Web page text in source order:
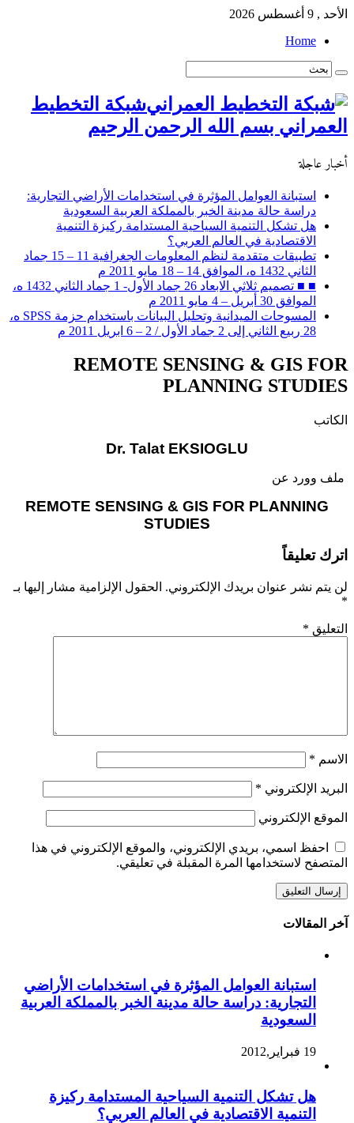
الأحد , 9 أغسطس 2026
Home
شبكة التخطيط
العمراني بسم الله الرحمن الرحيم
أخبار عاجلة
استبانة العوامل المؤثرة في استخدامات الأراضي التجارية:
دراسة حالة مدينة الخبر بالمملكة العربية السعودية
هل تشكل التنمية السياحية المستدامة ركيزة التنمية
الاقتصادية في العالم العربي؟
تطبيقات متقدمة لنظم المعلومات الجغرافية 11 – 15 جماد
الثاني 1432 ه، الموافق 14 – 18 مايو 2011 م
■ ■ تصميم ثلاثي الابعاد 26 جماد الأول- 1 جماد الثاني 1432 ه،
الموافق 30 أبريل – 4 مايو 2011 م
المسوحات الميدانية وتحليل البيانات باستخدام حزمة SPSS ه،
28 ربيع الثاني إلى 2 جماد الأول / 2 – 6 ابريل 2011 م
REMOTE SENSING & GIS FOR
PLANNING STUDIES
الكاتب
Dr. Talat EKSIOGLU
ملف وورد عن
REMOTE SENSING & GIS FOR PLANNING
STUDIES
اترك تعليقاً
لن يتم نشر عنوان بريدك الإلكتروني. الحقول الإلزامية مشار إليها بـ
*
التعليق *
الاسم *
البريد الإلكتروني *
الموقع الإلكتروني
احفظ اسمي، بريدي الإلكتروني، والموقع الإلكتروني في هذا
المتصفح لاستخدامها المرة المقبلة في تعليقي.
آخر المقالات
استبانة العوامل المؤثرة في استخدامات الأراضي
التجارية: دراسة حالة مدينة الخبر بالمملكة العربية
السعودية
19 فبراير,2012
هل تشكل التنمية السياحية المستدامة ركيزة
التنمية الاقتصادية في العالم العربي؟